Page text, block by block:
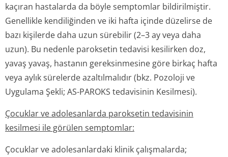
kaçıran hastalarda da böyle semptomlar bildirilmiştir.
Genellikle kendiliğinden ve iki hafta içinde düzelirse de
bazı kişilerde daha uzun sürebilir (2–3 ay veya daha
uzun). Bu nedenle paroksetin tedavisi kesilirken doz,
yavaş yavaş, hastanın gereksinmesine göre birkaç hafta
veya aylık sürelerde azaltılmalıdır(bkz. Pozoloji ve
Uygulama Şekli; AS-PAROKS tedavisinin Kesilmesi).
Çocuklar ve adolesanlarda paroksetin tedavisinin
kesilmesi ile görülen semptomlar:
Çocuklar ve adolesanlardaki klinik çalışmalarda;